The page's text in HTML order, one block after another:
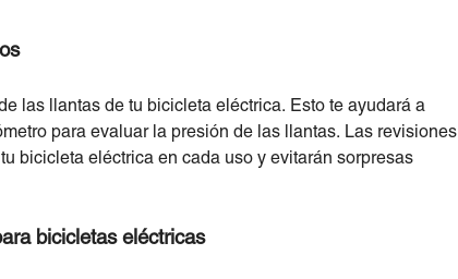
las llantas de tu bicicleta eléctrica. Esto te ayudará a
para evaluar la presión de las llantas. Las revisiones
bicicleta eléctrica en cada uso y evitarán sorpresas
bicicletas eléctricas